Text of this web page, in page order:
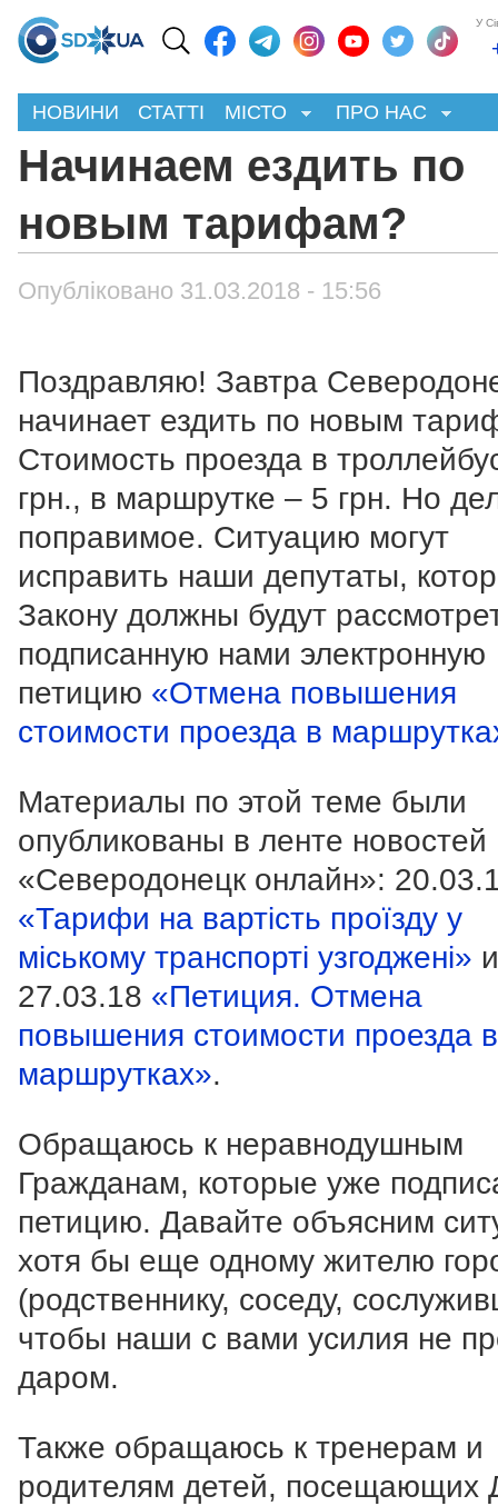
У
НОВИНИ СТАТТІ МІСТО ПРО НАС
Начинаем ездить по
новым тарифам?
Опубліковано 31.03.2018 - 15:56
Поздравляю! Завтра
начинает ездить по новым
Стоимость проезда в
грн., в маршрутке – 5 грн. Но
поправимое. Ситуацию могут
исправить наши депутаты,
Закону должны будут
подписанную нами электронную
петицию «Отмена повышения
стоимости проезда в
Материалы по этой теме были
опубликованы в ленте новостей
«Северодонецк онлайн»:
«Тарифи на вартість проїзду у
міському транспорті узгоджені» и
27.03.18 «Петиция. Отмена
повышения стоимости проезда в
маршрутках».
Обращаюсь к неравнодушным
Гражданам, которые уже
петицию. Давайте объясним
хотя бы еще одному жителю
(родственнику, соседу,
чтобы наши с вами усилия не
даром.
Также обращаюсь к тренерам и
родителям детей,